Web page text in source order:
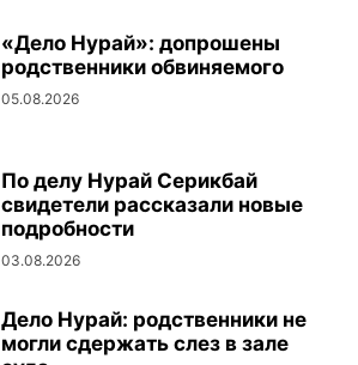
«Дело Нурай»: допрошены
родственники обвиняемого
05.08.2026
По делу Нурай Серикбай
свидетели рассказали новые
подробности
03.08.2026
Дело Нурай: родственники не
могли сдержать слез в зале